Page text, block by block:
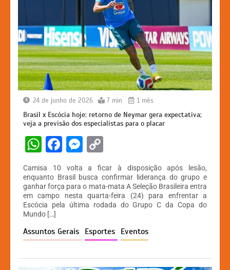
24 de junho de 2026 7 min 1 mês
Brasil x Escócia hoje: retorno de Neymar gera expectativa;
veja a previsão dos especialistas para o placar
W
at
s
A
p
p
F
c
e
b
o
o
k
M
s
s
e
n
g
er
p
y
Li
n
k
Camisa 10 volta a ficar à disposição após lesão,
enquanto Brasil busca confirmar liderança do grupo e
ganhar força para o mata-mata A Seleção Brasileira entra
em campo nesta quarta-feira (24) para enfrentar a
Escócia pela última rodada do Grupo C da Copa do
Mundo […]
Assuntos Gerais Esportes Eventos